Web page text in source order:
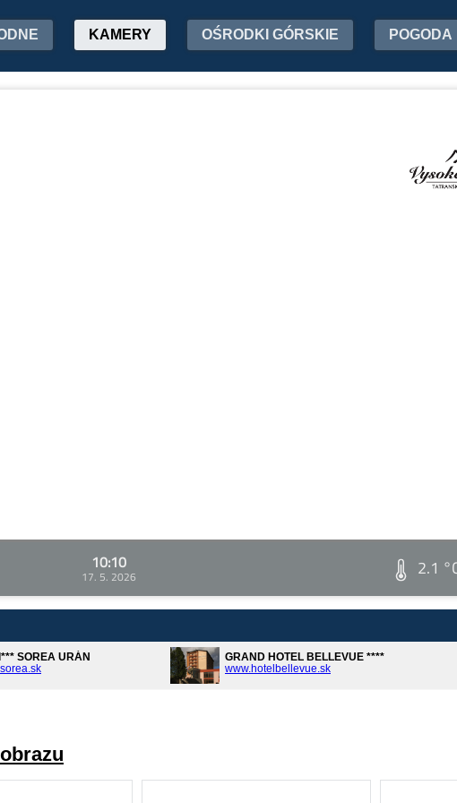
KAMERY OŚRODKI GÓRSKIE POGODA
10:10
17. 5. 2026 2.1
SOREA URÁN
GRAND HOTEL BELLEVUE ****
www.hotelbellevue.sk